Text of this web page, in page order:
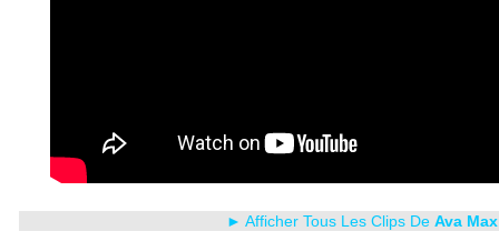
► Afficher Tous Les Clips De Ava Max